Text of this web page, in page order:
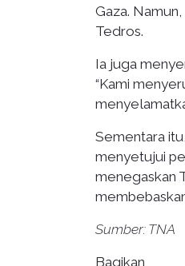
Gaza.
Tedros.
Ia juga
“Kami
Sementara
menyetujui
menegaskan
Sumber: TNA
Bagikan